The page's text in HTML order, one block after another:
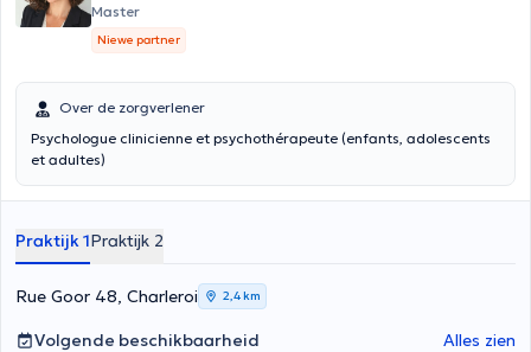
Master
Niewe partner
Over de zorgverlener
Psychologue clinicienne et psychothérapeute (enfants, adolescents
et adultes)
Praktijk 1Praktijk 2
Rue Goor 48, Charleroi 2,4 km
Volgende beschikbaarheid Alles zien